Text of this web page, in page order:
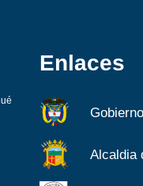
Enlaces
Alcaldia